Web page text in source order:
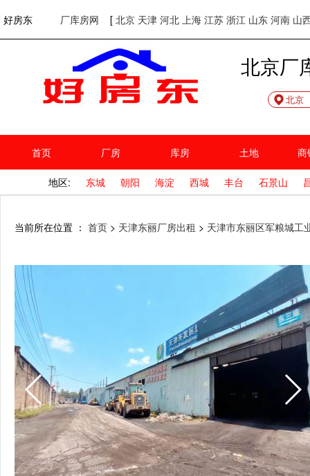
好房东 厂库房网 [ 北京 天津 河北 上海 江苏 浙江 山东 河南 山
欢迎访问好房东！网站首页
北京厂
北京
首页 厂房 库房 土地 商
地区: 东城 朝阳 海淀 西城 丰台 石景山
当前所在位置 ： 首页 > 天津东丽厂房出租 > 天津市东丽区军粮城工